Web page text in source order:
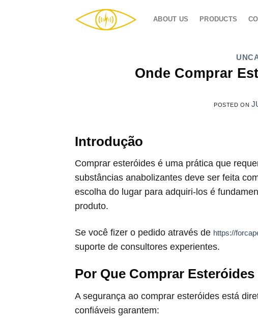
ABOUT US PRODUCTS
Onde Comprar
POSTED ON
Introdução
Comprar esteróides é uma prática que
substâncias anabolizantes deve ser feita
escolha do lugar para adquiri-los é
produto.
Se você fizer o pedido através de https://
suporte de consultores experientes.
Por Que Comprar
A segurança ao comprar esteróides está
confiáveis garantem: